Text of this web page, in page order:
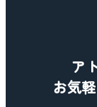
ア
お気